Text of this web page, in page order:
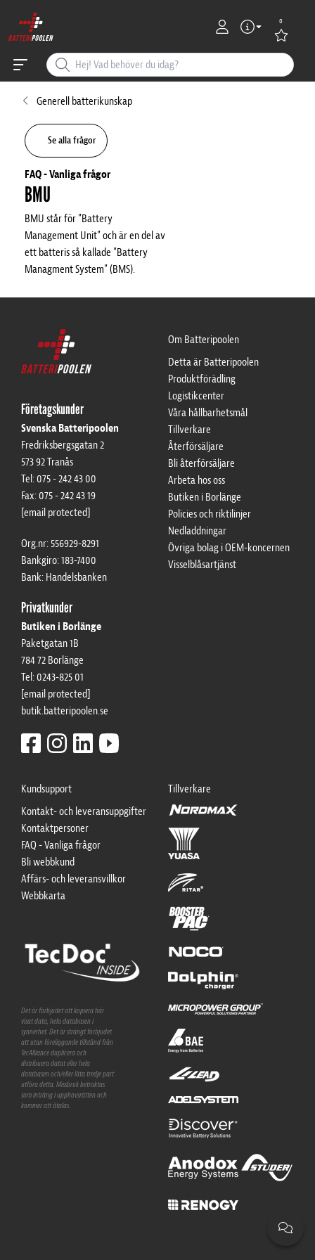
0
Generell batterikunskap
Se alla frågor
FAQ - Vanliga frågor
BMU
BMU står för ”Battery
Management Unit” och är en del av
ett batteris så kallade ”Battery
Managment System” (BMS).
Företagskunder
Svenska Batteripoolen
Fredriksbergsgatan 2
573 92 Tranås
Tel: 075 - 242 43 00
Fax: 075 - 242 43 19
[email protected]
Org.nr: 556929-8291
Bankgiro: 183-7400
Bank: Handelsbanken
Privatkunder
Butiken i Borlänge
Paketgatan 1B
784 72 Borlänge
Tel: 0243-825 01
[email protected]
butik.batteripoolen.se
Om Batteripoolen
Detta är Batteripoolen
Produktförädling
Logistikcenter
Våra hållbarhetsmål
Tillverkare
Återförsäljare
Bli återförsäljare
Arbeta hos oss
Butiken i Borlänge
Policies och riktilinjer
Nedladdningar
Övriga bolag i OEM-koncernen
Visselblåsartjänst
Kundsupport
Kontakt- och leveransuppgifter
Kontaktpersoner
FAQ - Vanliga frågor
Bli webbkund
Affärs- och leveransvillkor
Webbkarta
Det är förbjudet att kopiera här
visat data, hela databasen i
synnerhet. Det är strängt förbjudet
att utan föreliggande tillstånd från
TecAlliance duplicera och
distribuera datat eller hela
databasen och/eller låta tredje part
utföra detta. Missbruk betraktas
som intrång i upphovsrätten och
kommer att åtalas.
Tillverkare